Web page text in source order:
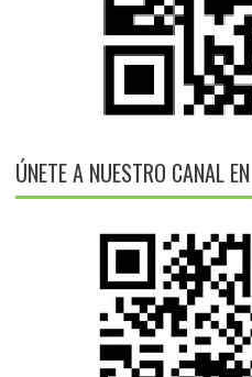
ÚNETE A NUESTRO CANAL